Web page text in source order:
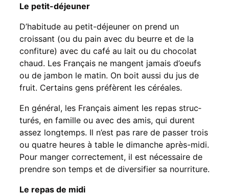
Le petit-déjeuner
D’habitude au petit-déjeuner on prend un
croissant (ou du pain avec du beurre et de la
confiture) avec du café au lait ou du chocolat
chaud. Les Français ne mangent jamais d’oeufs
ou de jambon le matin. On boit aussi du jus de
fruit. Certains gens préfèrent les céréales.
En général, les Français aiment les repas struc­
turés, en famille ou avec des amis, qui durent
assez longtemps. Il n’est pas rare de passer trois
ou quatre heures à table le dimanche après-midi.
Pour manger correcte­ment, il est nécessaire de
prendre son temps et de diversifier sa nourriture.
Le repas de midi